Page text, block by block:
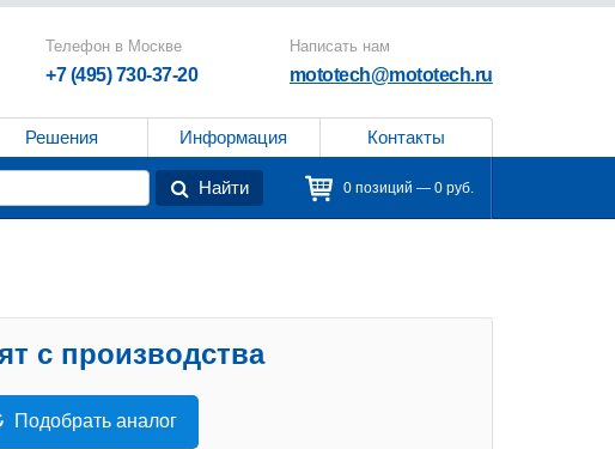
Телефон в Москве
+7 (495) 730-37-20
Написать нам
mototech@mototech.ru
Решения Информация Контакты
Найти 0 позиций — 0 руб.
с производства
Подобрать аналог